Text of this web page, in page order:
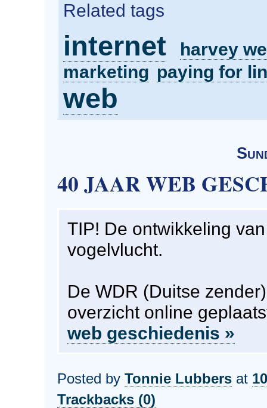
Related tags
internet
harvey
marketing paying for
web
40 JAAR WEB
TIP! De ontwikkeling
vogelvlucht.
De WDR (Duitse
overzicht online
web geschiedenis »
Posted by Tonnie Lubbersat
Trackbacks (0)